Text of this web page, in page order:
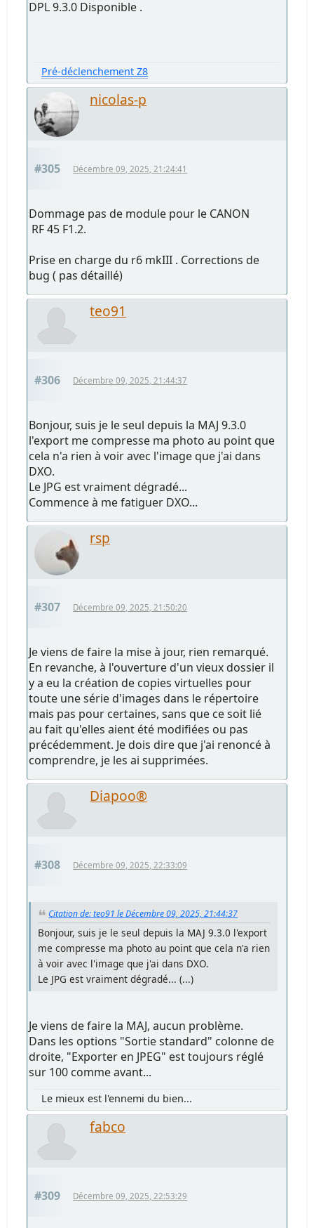
DPL 9.3.0 Disponible .
Pré-déclenchement Z8
nicolas-p
#305 Décembre 09, 2025, 21:24:41
Dommage pas de module pour le CANON
RF 45 F1.2.
Prise en charge du r6 mkIII . Corrections de
bug ( pas détaillé)
teo91
#306 Décembre 09, 2025, 21:44:37
Bonjour, suis je le seul depuis la MAJ 9.3.0
l'export me compresse ma photo au point que
cela n'a rien à voir avec l'image que j'ai dans
DXO.
Le JPG est vraiment dégradé...
Commence à me fatiguer DXO...
rsp
#307 Décembre 09, 2025, 21:50:20
Je viens de faire la mise à jour, rien remarqué.
En revanche, à l'ouverture d'un vieux dossier il
y a eu la création de copies virtuelles pour
toute une série d'images dans le répertoire
mais pas pour certaines, sans que ce soit lié
au fait qu'elles aient été modifiées ou pas
précédemment. Je dois dire que j'ai renoncé à
comprendre, je les ai supprimées.
Diapoo®
#308 Décembre 09, 2025, 22:33:09
Citation de: teo91 le Décembre 09, 2025, 21:44:37
Bonjour, suis je le seul depuis la MAJ 9.3.0 l'export
me compresse ma photo au point que cela n'a rien
à voir avec l'image que j'ai dans DXO.
Le JPG est vraiment dégradé... (...)
Je viens de faire la MAJ, aucun problème.
Dans les options "Sortie standard" colonne de
droite, "Exporter en JPEG" est toujours réglé
sur 100 comme avant...
Le mieux est l'ennemi du bien...
fabco
#309 Décembre 09, 2025, 22:53:29